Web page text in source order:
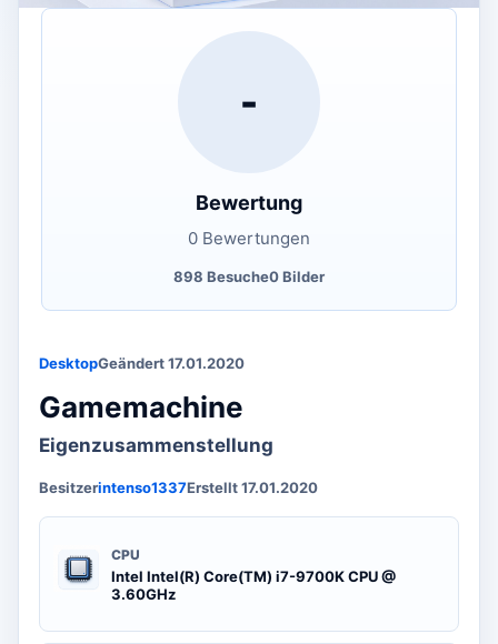
DesktopGeändert 17.01.2020
Gamemachine
Eigenzusammenstellung
Besitzerintenso1337Erstellt 17.01.2020
CPU
Intel Intel(R) Core(TM) i7-9700K CPU @
3.60GHz
-
Bewertung
0 Bewertungen
898 Besuche0 Bilder